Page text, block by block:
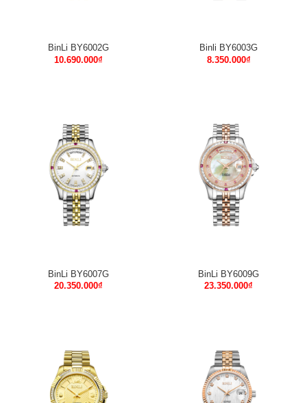
BinLi BY6002G
10.690.000₫
Binli BY6003G
8.350.000₫
BinLi BY6007G
20.350.000₫
BinLi BY6009G
23.350.000₫